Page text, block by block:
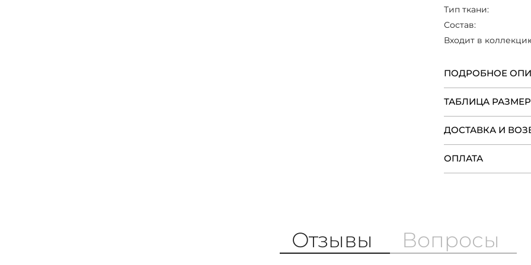
с монохромными
Наряд может
кто
Тип ткани:
Состав:
Входит в
ПОДРОБНОЕ
ТАБЛИЦА
ДОСТАВКА И
ОПЛАТА
Отзывы Вопросы